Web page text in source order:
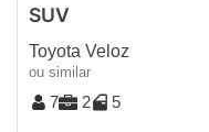
SUV
Toyota Veloz
ou similar
7 2 5